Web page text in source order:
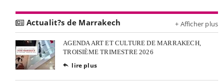
Actualit?s de Marrakech + Afficher plus
AGENDA ART ET CULTURE DE MARRAKECH,
TROISIÈME TRIMESTRE 2026
 lire plus